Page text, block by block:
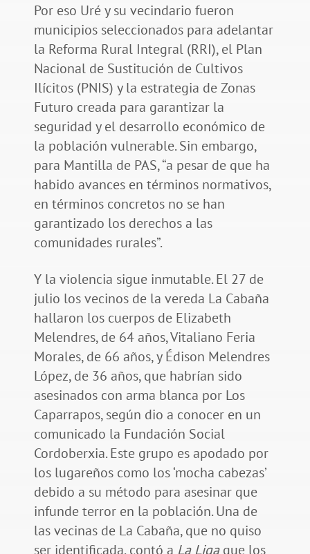
Por eso Uré y su vecindario fueron
municipios seleccionados para adelantar
la Reforma Rural Integral (RRI), el Plan
Nacional de Sustitución de Cultivos
Ilícitos (PNIS) y la estrategia de Zonas
Futuro creada para garantizar la
seguridad y el desarrollo económico de
la población vulnerable. Sin embargo,
para Mantilla de PAS, “a pesar de que ha
habido avances en términos normativos,
en términos concretos no se han
garantizado los derechos a las
comunidades rurales”.
Y la violencia sigue inmutable. El 27 de
julio los vecinos de la vereda La Cabaña
hallaron los cuerpos de Elizabeth
Melendres, de 64 años, Vitaliano Feria
Morales, de 66 años, y Édison Melendres
López, de 36 años, que habrían sido
asesinados con arma blanca por Los
Caparrapos, según dio a conocer en un
comunicado la Fundación Social
Cordoberxia. Este grupo es apodado por
los lugareños como los ‘mocha cabezas’
debido a su método para asesinar que
infunde terror en la población. Una de
las vecinas de La Cabaña, que no quiso
ser identificada, contó a La Ligaque los